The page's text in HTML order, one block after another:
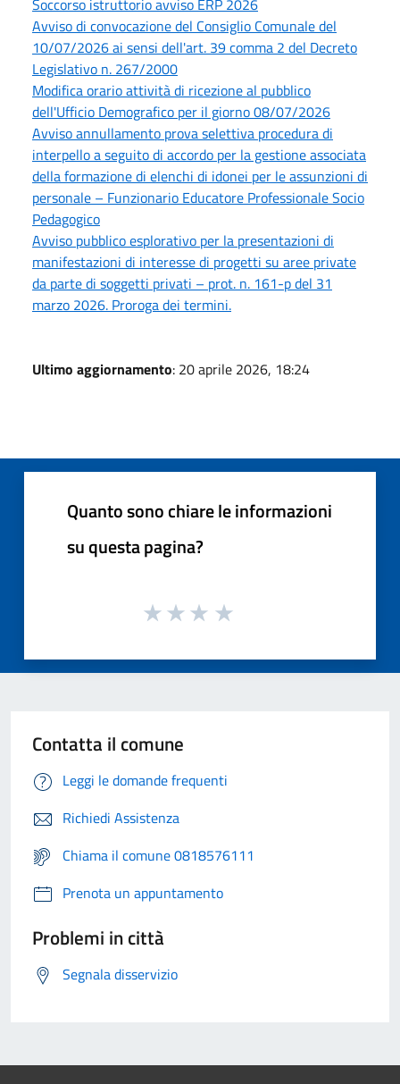
Soccorso istruttorio avviso ERP 2026
Avviso di convocazione del Consiglio Comunale del
10/07/2026 ai sensi dell'art. 39 comma 2 del Decreto
Legislativo n. 267/2000
Modifica orario attività di ricezione al pubblico
dell'Ufficio Demografico per il giorno 08/07/2026
Avviso annullamento prova selettiva procedura di
interpello a seguito di accordo per la gestione associata
della formazione di elenchi di idonei per le assunzioni di
personale – Funzionario Educatore Professionale Socio
Pedagogico
Avviso pubblico esplorativo per la presentazioni di
manifestazioni di interesse di progetti su aree private
da parte di soggetti privati – prot. n. 161-p del 31
marzo 2026. Proroga dei termini.
Ultimo aggiornamento: 20 aprile 2026, 18:24
Quanto sono chiare le informazioni
su questa pagina?
Contatta il comune
Leggi le domande frequenti
Richiedi Assistenza
Chiama il comune 0818576111
Prenota un appuntamento
Problemi in città
Segnala disservizio